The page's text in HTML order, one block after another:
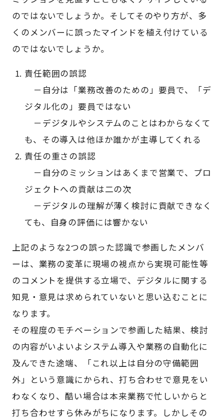
のではないでしょうか。そしてそのやり方が、多
くのメンバーに誤ったマインドを植え付けている
のではないでしょうか。
責任範囲の誤認
－自分は「業務改善のための」要員で、「デ
ジタル化の」要員ではない
－デジタルやシステムのことはわからなくて
も、その導入は他ほか誰かが主導してくれる
責任の重さの誤認
－自分のミッションはあくまで営業で、プロ
ジェクトへの貢献は二の次
－デジタルの理解が薄く検討に貢献できなく
ても、自身の評価には響かない
上記のような2つの誤った認識で参画したメンバ
ーは、業務の変革に現場の視点から実現可能性等
のコメントを提供する立場で、デジタルに関する
知見・意見は求められていないと思い込むことに
なります。
その程度のモチベーションで参画した結果、検討
の内容がいよいよシステム導入や業務の自動化に
及んできた途端、「これ以上は自分の守備範囲
外」という意識にかられ、打ち合わせで意見をい
わなくなり、酷い場合は本来業務で忙しいからと
打ち合わせすら休みがちになります。しかしその